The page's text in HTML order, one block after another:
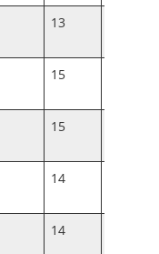
13
15
15
14
14